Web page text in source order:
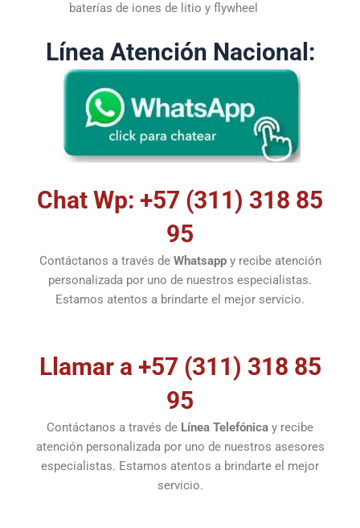
baterías de iones de litio y flywheel
Línea Atención Nacional:
Chat Wp: +57 (311) 318 85
95
Contáctanos a través de Whatsappy recibe atención
personalizada por uno de nuestros especialistas.
Estamos atentos a brindarte el mejor servicio.
Llamar a +57 (311) 318 85
95
Contáctanos a través de Línea Telefónica y recibe
atención personalizada por uno de nuestros asesores
especialistas. Estamos atentos a brindarte el mejor
servicio.